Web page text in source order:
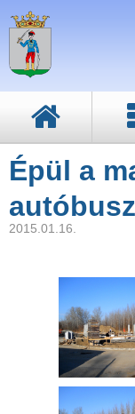
Épül a
2015.01.16.